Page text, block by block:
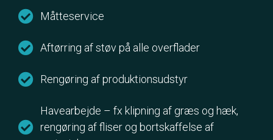
Måtteservice
Aftørring af støv på alle overflader
Rengøring af produktionsudstyr
Havearbejde – fx klipning af græs og hæk,
rengøring af fliser og bortskaffelse af